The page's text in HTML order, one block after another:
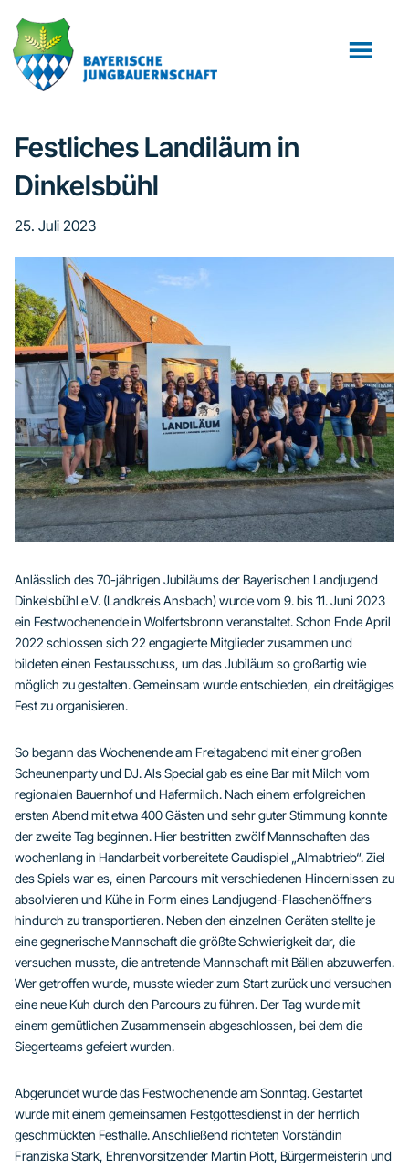
Inhalt
springen
Seitenspalte
springen
Fußzeile
springen
Festliches Landiläum in
Dinkelsbühl
25. Juli 2023
Anlässlich des 70-jährigen Jubiläums der Bayerischen Landjugend
Dinkelsbühl e.V. (Landkreis Ansbach) wurde vom 9. bis 11. Juni 2023
ein Festwochenende in Wolfertsbronn veranstaltet. Schon Ende April
2022 schlossen sich 22 engagierte Mitglieder zusammen und
bildeten einen Festausschuss, um das Jubiläum so großartig wie
möglich zu gestalten. Gemeinsam wurde entschieden, ein dreitägiges
Fest zu organisieren.
So begann das Wochenende am Freitagabend mit einer großen
Scheunenparty und DJ. Als Special gab es eine Bar mit Milch vom
regionalen Bauernhof und Hafermilch. Nach einem erfolgreichen
ersten Abend mit etwa 400 Gästen und sehr guter Stimmung konnte
der zweite Tag beginnen. Hier bestritten zwölf Mannschaften das
wochenlang in Handarbeit vorbereitete Gaudispiel „Almabtrieb“. Ziel
des Spiels war es, einen Parcours mit verschiedenen Hindernissen zu
absolvieren und Kühe in Form eines Landjugend-Flaschenöffners
hindurch zu transportieren. Neben den einzelnen Geräten stellte je
eine gegnerische Mannschaft die größte Schwierigkeit dar, die
versuchen musste, die antretende Mannschaft mit Bällen abzuwerfen.
Wer getroffen wurde, musste wieder zum Start zurück und versuchen
eine neue Kuh durch den Parcours zu führen. Der Tag wurde mit
einem gemütlichen Zusammensein abgeschlossen, bei dem die
Siegerteams gefeiert wurden.
Abgerundet wurde das Festwochenende am Sonntag. Gestartet
wurde mit einem gemeinsamen Festgottesdienst in der herrlich
geschmückten Festhalle. Anschließend richteten Vorständin
Franziska Stark, Ehrenvorsitzender Martin Piott, Bürgermeisterin und